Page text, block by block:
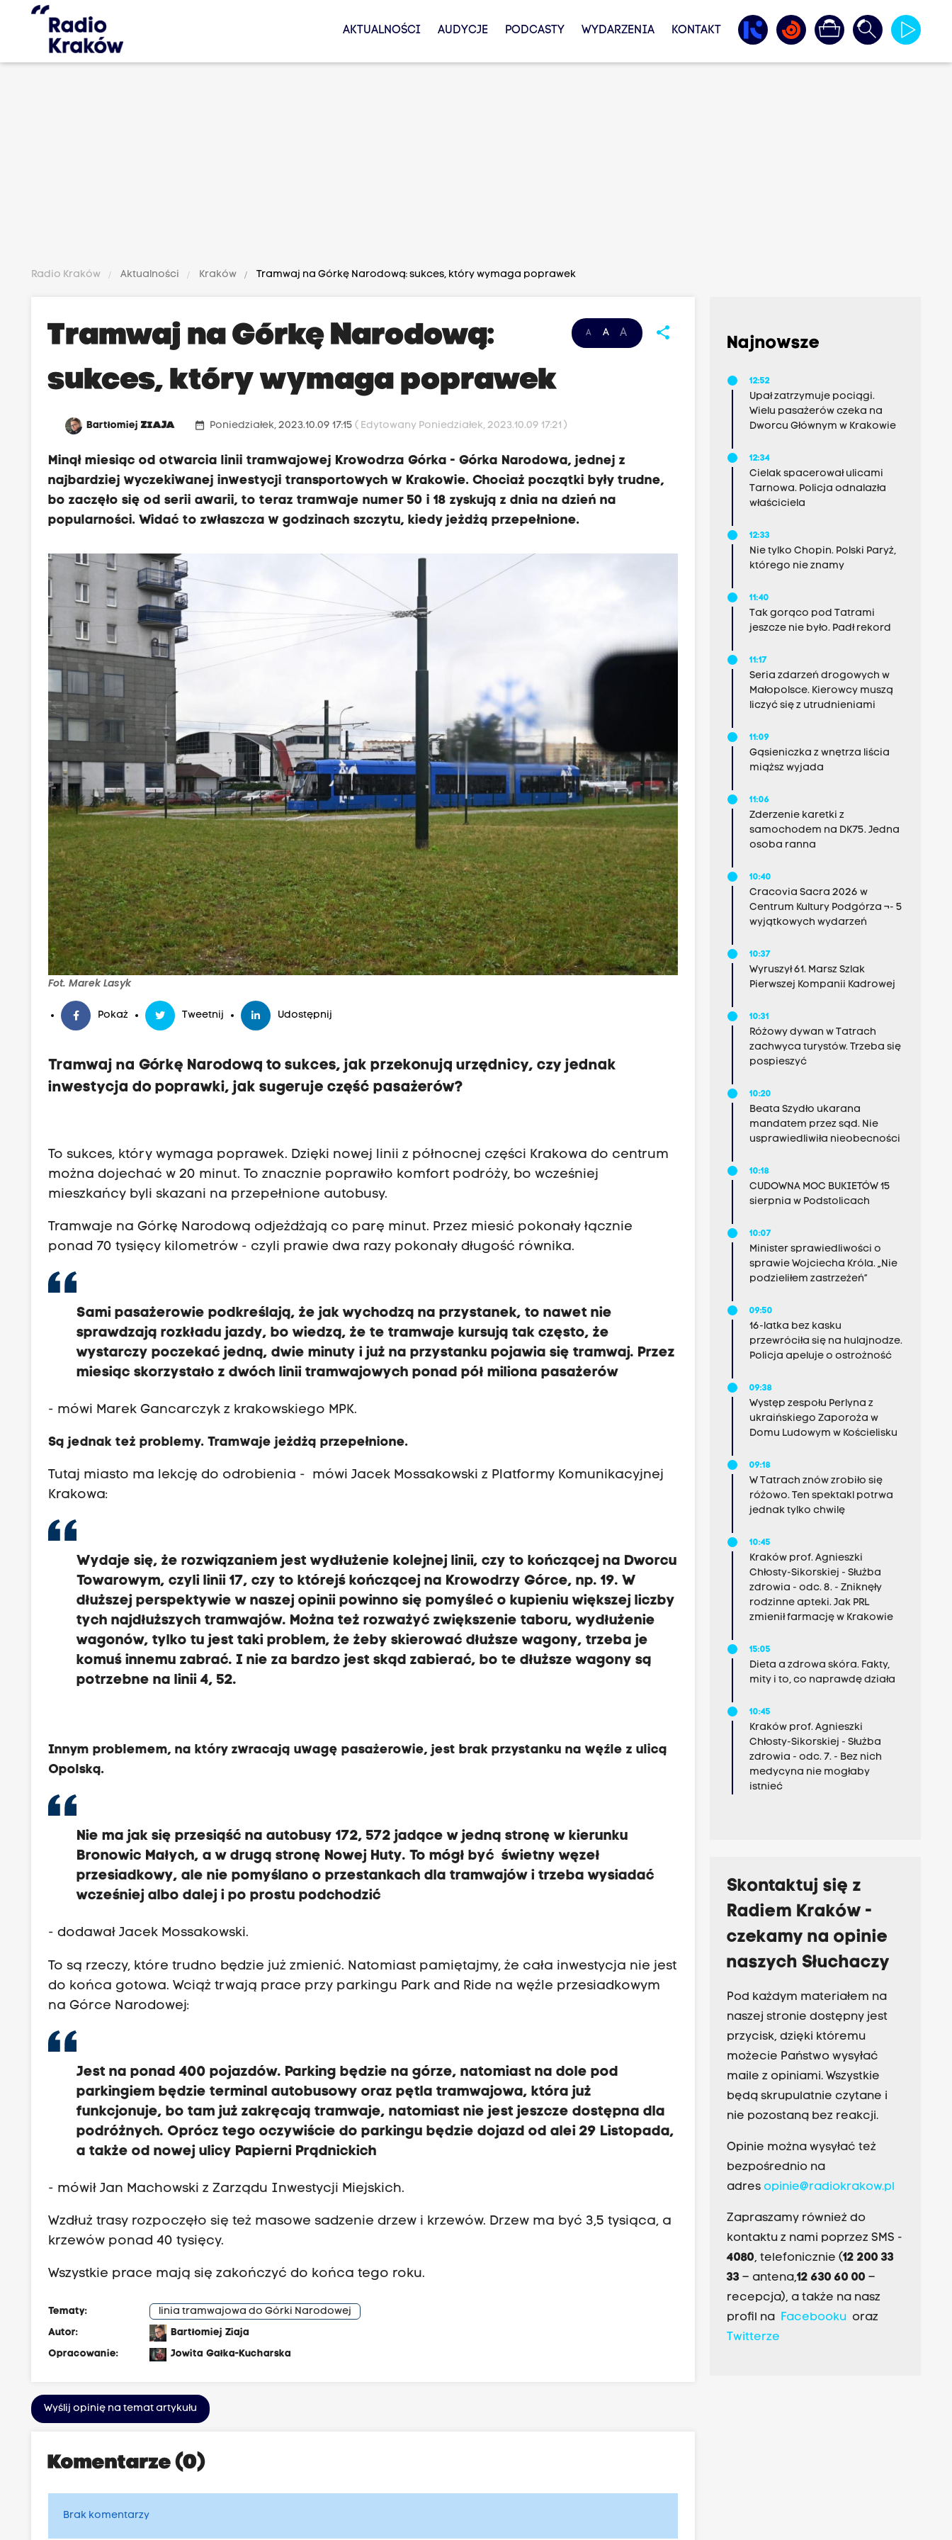
AKTUALNOŚCI AUDYCJE PODCASTY WYDARZENIA KONTAKT
Radio Kraków Aktualności Kraków Tramwaj na Górkę Narodową: sukces, który wymaga poprawek
A A A share
Tramwaj na Górkę Narodową:
sukces, który wymaga poprawek
BartłomiejZIAJA date_range Poniedziałek, 2023.10.09 17:15( Edytowany Poniedziałek, 2023.10.09 17:21 )
Minął miesiąc od otwarcia linii tramwajowej Krowodrza Górka - Górka Narodowa, jednej z
najbardziej wyczekiwanej inwestycji transportowych w Krakowie. Chociaż początki były trudne,
bo zaczęło się od serii awarii, to teraz tramwaje numer 50 i 18 zyskują z dnia na dzień na
popularności. Widać to zwłaszcza w godzinach szczytu, kiedy jeżdżą przepełnione.
Fot. Marek Lasyk
Pokaż Tweetnij Udostępnij
Tramwaj na Górkę Narodową to sukces, jak przekonują urzędnicy, czy jednak
inwestycja do poprawki, jak sugeruje część pasażerów?
To sukces, który wymaga poprawek. Dzięki nowej linii z północnej części Krakowa do centrum
można dojechać w 20 minut. To znacznie poprawiło komfort podróży, bo wcześniej
mieszkańcy byli skazani na przepełnione autobusy.
Tramwaje na Górkę Narodową odjeżdżają co parę minut. Przez miesić pokonały łącznie
ponad 70 tysięcy kilometrów - czyli prawie dwa razy pokonały długość równika.
Sami pasażerowie podkreślają, że jak wychodzą na przystanek, to nawet nie
sprawdzają rozkładu jazdy, bo wiedzą, że te tramwaje kursują tak często, że
wystarczy poczekać jedną, dwie minuty i już na przystanku pojawia się tramwaj. Przez
miesiąc skorzystało z dwóch linii tramwajowych ponad pół miliona pasażerów
- mówi Marek Gancarczyk z krakowskiego MPK.
Są jednak też problemy. Tramwaje jeżdżą przepełnione.
Tutaj miasto ma lekcję do odrobienia - mówi Jacek Mossakowski z Platformy Komunikacyjnej
Krakowa:
Wydaje się, że rozwiązaniem jest wydłużenie kolejnej linii, czy to kończącej na Dworcu
Towarowym, czyli linii 17, czy to którejś kończącej na Krowodrzy Górce, np. 19. W
dłuższej perspektywie w naszej opinii powinno się pomyśleć o kupieniu większej liczby
tych najdłuższych tramwajów. Można też rozważyć zwiększenie taboru, wydłużenie
wagonów, tylko tu jest taki problem, że żeby skierować dłuższe wagony, trzeba je
komuś innemu zabrać. I nie za bardzo jest skąd zabierać, bo te dłuższe wagony są
potrzebne na linii 4, 52.
Innym problemem, na który zwracają uwagę pasażerowie, jest brak przystanku na węźle z ulicą
Opolską.
Nie ma jak się przesiąść na autobusy 172, 572 jadące w jedną stronę w kierunku
Bronowic Małych, a w drugą stronę Nowej Huty. To mógł być świetny węzeł
przesiadkowy, ale nie pomyślano o przestankach dla tramwajów i trzeba wysiadać
wcześniej albo dalej i po prostu podchodzić
- dodawał Jacek Mossakowski.
To są rzeczy, które trudno będzie już zmienić. Natomiast pamiętajmy, że cała inwestycja nie jest
do końca gotowa. Wciąż trwają prace przy parkingu Park and Ride na węźle przesiadkowym
na Górce Narodowej:
Jest na ponad 400 pojazdów. Parking będzie na górze, natomiast na dole pod
parkingiem będzie terminal autobusowy oraz pętla tramwajowa, która już
funkcjonuje, bo tam już zakręcają tramwaje, natomiast nie jest jeszcze dostępna dla
podróżnych. Oprócz tego oczywiście do parkingu będzie dojazd od alei 29 Listopada,
a także od nowej ulicy Papierni Prądnickich
- mówił Jan Machowski z Zarządu Inwestycji Miejskich.
Wzdłuż trasy rozpoczęło się też masowe sadzenie drzew i krzewów. Drzew ma być 3,5 tysiąca, a
krzewów ponad 40 tysięcy.
Wszystkie prace mają się zakończyć do końca tego roku.
Tematy:
linia tramwajowa do Górki Narodowej
Autor:
Bartłomiej Ziaja
Opracowanie:
Jowita Gałka-Kucharska
Wyślij opinię na temat artykułu
Komentarze (0)
Brak komentarzy
Najnowsze
12:52
Upał zatrzymuje pociągi.
Wielu pasażerów czeka na
Dworcu Głównym w Krakowie
12:34
Cielak spacerował ulicami
Tarnowa. Policja odnalazła
właściciela
12:33
Nie tylko Chopin. Polski Paryż,
którego nie znamy
11:40
Tak gorąco pod Tatrami
jeszcze nie było. Padł rekord
11:17
Seria zdarzeń drogowych w
Małopolsce. Kierowcy muszą
liczyć się z utrudnieniami
11:09
Gąsieniczka z wnętrza liścia
miąższ wyjada
11:06
Zderzenie karetki z
samochodem na DK75. Jedna
osoba ranna
10:40
Cracovia Sacra 2026 w
Centrum Kultury Podgórza ¬- 5
wyjątkowych wydarzeń
10:37
Wyruszył 61. Marsz Szlak
Pierwszej Kompanii Kadrowej
10:31
Różowy dywan w Tatrach
zachwyca turystów. Trzeba się
pospieszyć
10:20
Beata Szydło ukarana
mandatem przez sąd. Nie
usprawiedliwiła nieobecności
10:18
CUDOWNA MOC BUKIETÓW 15
sierpnia w Podstolicach
10:07
Minister sprawiedliwości o
sprawie Wojciecha Króla. „Nie
podzieliłem zastrzeżeń”
09:50
16-latka bez kasku
przewróciła się na hulajnodze.
Policja apeluje o ostrożność
09:38
Występ zespołu Perlyna z
ukraińskiego Zaporoża w
Domu Ludowym w Kościelisku
09:18
W Tatrach znów zrobiło się
różowo. Ten spektakl potrwa
jednak tylko chwilę
10:45
Kraków prof. Agnieszki
Chłosty-Sikorskiej - Służba
zdrowia - odc. 8. - Zniknęły
rodzinne apteki. Jak PRL
zmienił farmację w Krakowie
15:05
Dieta a zdrowa skóra. Fakty,
mity i to, co naprawdę działa
10:45
Kraków prof. Agnieszki
Chłosty-Sikorskiej - Służba
zdrowia - odc. 7. - Bez nich
medycyna nie mogłaby
istnieć
Skontaktuj się z
Radiem Kraków -
czekamy na opinie
naszych Słuchaczy
Pod każdym materiałem na
naszej stronie dostępny jest
przycisk, dzięki któremu
możecie Państwo wysyłać
maile z opiniami. Wszystkie
będą skrupulatnie czytane i
nie pozostaną bez reakcji.
Opinie można wysyłać też
bezpośrednio na
adres opinie@radiokrakow.pl
Zapraszamy również do
kontaktu z nami poprzez SMS -
4080, telefonicznie (12 200 33
33– antena,12 630 60 00 –
recepcja), a także na nasz
profil na Facebookuoraz
Twitterze